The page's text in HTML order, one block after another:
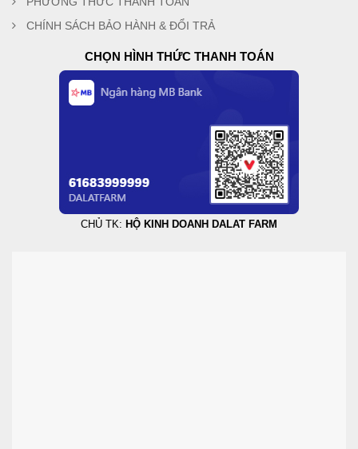
CHÍNH SÁCH BẢO HÀNH & ĐỔI TRẢ
CHỌN HÌNH THỨC THANH TOÁN
CHỦ TK: HỘ KINH DOANH DALAT FARM